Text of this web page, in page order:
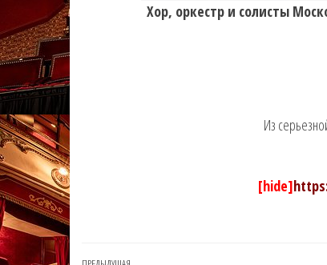
Хор, оркестр и солисты
Из
[hide]